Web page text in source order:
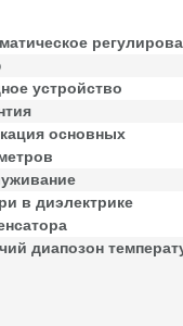
устройство
основных
в диэлектрике
диапозон